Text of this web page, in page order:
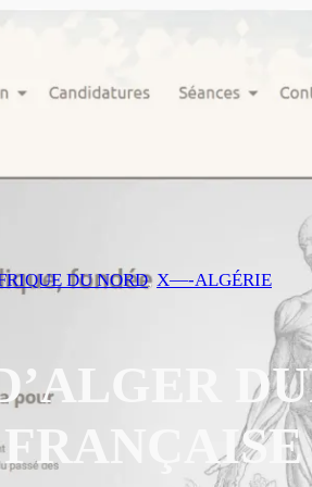
DU NORD, X—-ALGÉRIE